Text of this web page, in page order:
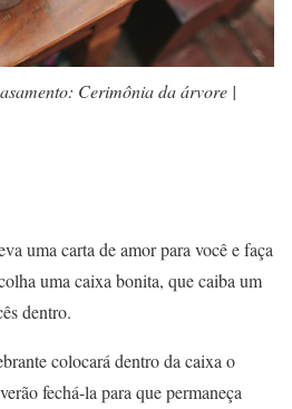
Cerimônia da árvore |
uma carta de amor para você e faça
uma caixa bonita, que caiba um
dentro.
colocará dentro da caixa o
fechá-la para que permaneça